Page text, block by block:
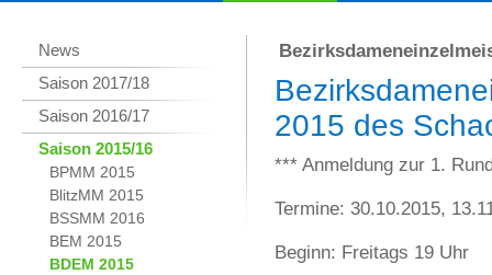
News
Saison 2017/18
Saison 2016/17
Saison 2015/16
BPMM 2015
BlitzMM 2015
BSSMM 2016
BEM 2015
BDEM 2015
2015 des
*** Anmeldung zur 1.
Termine: 30.10.2015,
Beginn: Freitags 19 Uhr